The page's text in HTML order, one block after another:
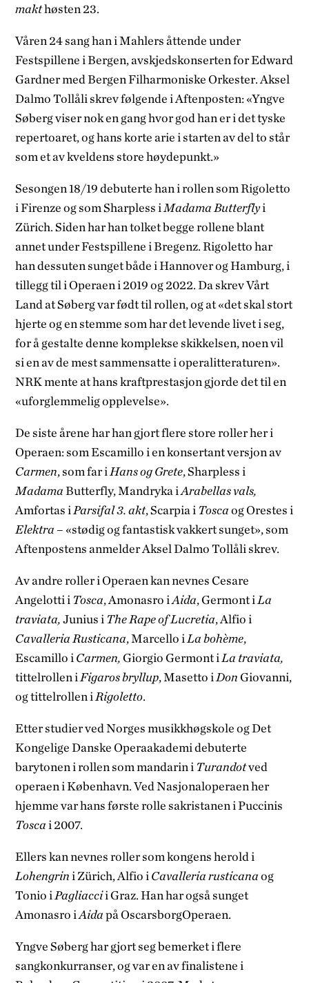
makthøsten 23.
Våren 24 sang han i Mahlers åttende under
Festspillene i Bergen, avskjedskonserten for Edward
Gardner med Bergen Filharmoniske Orkester. Aksel
Dalmo Tollåli skrev følgende i Aftenposten: «Yngve
Søberg viser nok en gang hvor god han er i det tyske
repertoaret, og hans korte arie i starten av del to står
som et av kveldens store høydepunkt.»
Sesongen 18/19 debuterte han i rollen som Rigoletto
i Firenze og som Sharpless i Madama Butterflyi
Zürich. Siden har han tolket begge rollene blant
annet under Festspillene i Bregenz. Rigoletto har
han dessuten sunget både i Hannover og Hamburg, i
tillegg til i Operaen i 2019 og 2022. Da skrev Vårt
Land at Søberg var født til rollen, og at «det skal stort
hjerte og en stemme som har det levende livet i seg,
for å gestalte denne komplekse skikkelsen, noen vil
si en av de mest sammensatte i operalitteraturen».
NRK mente at hans kraftprestasjon gjorde det til en
«uforglemmelig opplevelse».
De siste årene har han gjort flere store roller her i
Operaen: som Escamillo i en konsertant versjon av
Carmen, som far i Hans og Grete, Sharpless i
MadamaButterfly, Mandryka iArabellas vals,
Amfortas i Parsifal 3. akt, Scarpia i Toscaog Orestes i
Elektra – «stødig og fantastisk vakkert sunget», som
Aftenpostens anmelder Aksel Dalmo Tollåli skrev.
Av andre roller i Operaen kan nevnes Cesare
Angelotti i Tosca, Amonasro iAida, Germont i La
traviata,Junius i The Rape of Lucretia, Alfio i
Cavalleria Rusticana, Marcello i La bohème,
Escamillo i Carmen,Giorgio Germont i La traviata,
tittelrollen i Figaros bryllup, Masetto i DonGiovanni,
og tittelrollen i Rigoletto.
Etter studier ved Norges musikkhøgskole og Det
Kongelige Danske Operaakademi debuterte
barytonen i rollen som mandarin i Turandotved
operaen i København. Ved Nasjonaloperaen her
hjemme var hans første rolle sakristanen i Puccinis
Toscai 2007.
Ellers kan nevnes roller som kongens herold i
Lohengrini Zürich, Alfio i Cavalleria rusticanaog
Tonio i Pagliaccii Graz. Han har også sunget
Amonasro iAidapå OscarsborgOperaen.
Yngve Søberg har gjort seg bemerket i flere
sangkonkurranser, og var en av finalistene i